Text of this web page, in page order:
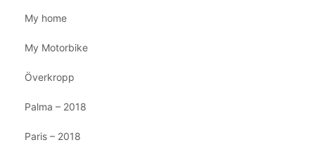
My home
My Motorbike
Överkropp
Palma – 2018
Paris – 2018